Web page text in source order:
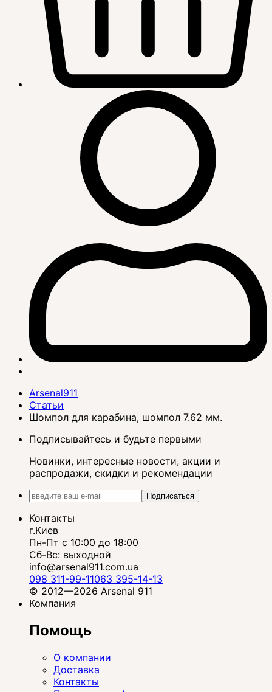
Arsenal911
Статьи
Шомпол для карабина, шомпол 7.62 мм.
Подписывайтесь и будьте первыми
Новинки, интересные новости, акции и
распродажи, скидки и рекомендации
Подписаться
Контакты
г.Киев
Пн-Пт с 10:00 до 18:00
Сб-Вс: выходной
info@arsenal911.com.ua
098 311-99-11063 395-14-13
© 2012—2026 Arsenal 911
Компания
Помощь
О компании
Доставка
Контакты